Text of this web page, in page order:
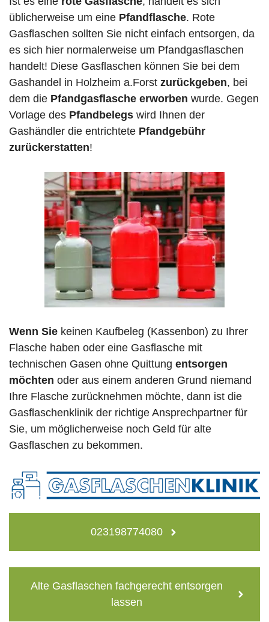
üblicherweise um eine Pfandflasche. Rote
Gasflaschen sollten Sie nicht einfach entsorgen, da
es sich hier normalerweise um Pfandgasflaschen
handelt! Diese Gasflaschen können Sie bei dem
Gashandel in Holzheim a.Forst zurückgeben, bei
dem die Pfandgasflasche erworben wurde. Gegen
Vorlage des Pfandbelegs wird Ihnen der
Gashändler die entrichtete Pfandgebühr
zurückerstatten!
Wenn Sie keinen Kaufbeleg (Kassenbon) zu Ihrer
Flasche haben oder eine Gasflasche mit
technischen Gasen ohne Quittung entsorgen
möchten oder aus einem anderen Grund niemand
Ihre Flasche zurücknehmen möchte, dann ist die
Gasflaschenklinik der richtige Ansprechpartner für
Sie, um möglicherweise noch Geld für alte
Gasflaschen zu bekommen.
023198774080
Alte Gasflaschen fachgerecht entsorgen
lassen